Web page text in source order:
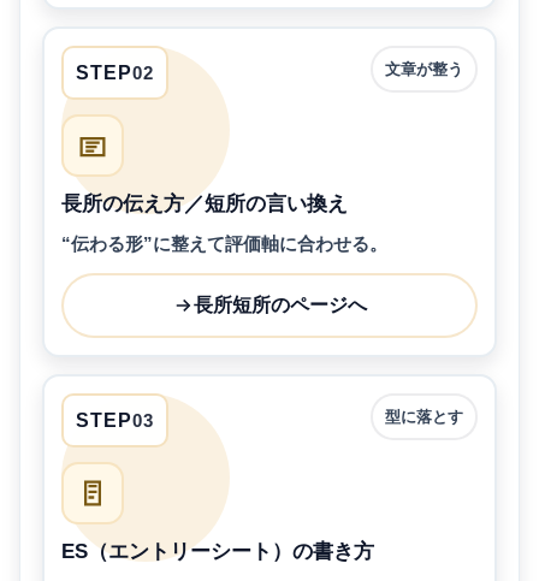
STEP02 文章が整う
長所の伝え方／短所の言い換え
“伝わる形”に整えて評価軸に合わせる。
長所短所のページへ
STEP03 型に落とす
ES（エントリーシート）の書き方